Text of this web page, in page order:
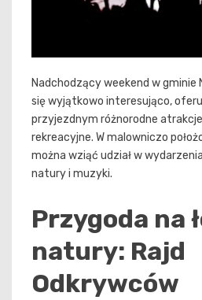
Nadchodzący weekend w gminie
się wyjątkowo interesująco,
przyjezdnym różnorodne
rekreacyjne. W malowniczo
można wziąć udział w
natury i muzyki.
Przygoda na
natury: Rajd
Odkrywców